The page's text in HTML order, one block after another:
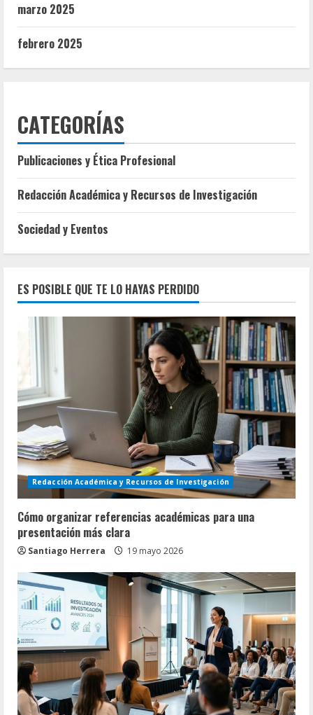
marzo 2025
febrero 2025
CATEGORÍAS
Publicaciones y Ética Profesional
Redacción Académica y Recursos de Investigación
Sociedad y Eventos
ES POSIBLE QUE TE LO HAYAS PERDIDO
Redacción Académica y Recursos de Investigación
Cómo organizar referencias académicas para una
presentación más clara
Santiago Herrera 19 mayo 2026